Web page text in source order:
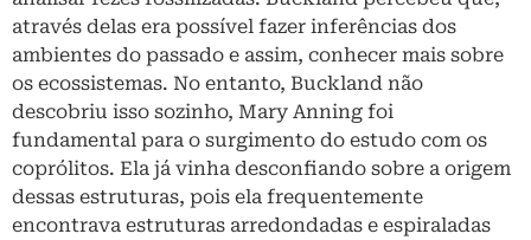
através delas era possível fazer inferências dos
ambientes do passado e assim, conhecer mais sobre
os ecossistemas. No entanto, Buckland não
descobriu isso sozinho, Mary Anning foi
fundamental para o surgimento do estudo com os
coprólitos. Ela já vinha desconfiando sobre a origem
dessas estruturas, pois ela frequentemente
encontrava estruturas arredondadas e espiraladas